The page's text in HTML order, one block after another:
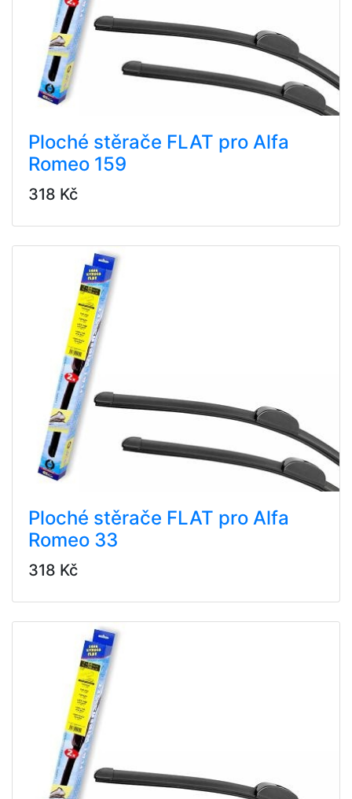
Ploché stěrače FLAT pro Alfa
Romeo 159
318 Kč
Ploché stěrače FLAT pro Alfa
Romeo 33
318 Kč